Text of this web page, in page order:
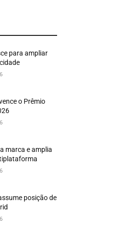
para ampliar
o Prêmio
marca e amplia
posição de